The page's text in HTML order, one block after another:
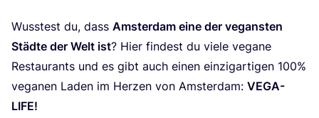
Wuss­test du, dass Ams­ter­dam eine der vegans­ten
Städ­te der Welt ist? Hier fin­dest du vie­le vega­ne
Restau­rants und es gibt auch einen ein­zig­ar­ti­gen 100%
vega­nen Laden im Her­zen von Ams­ter­dam: VEGA-
LIFE!